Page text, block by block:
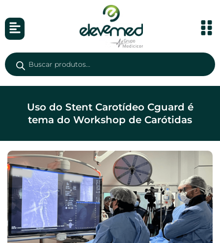
Uso do Stent Carotídeo Cguard é
tema do Workshop de Carótidas